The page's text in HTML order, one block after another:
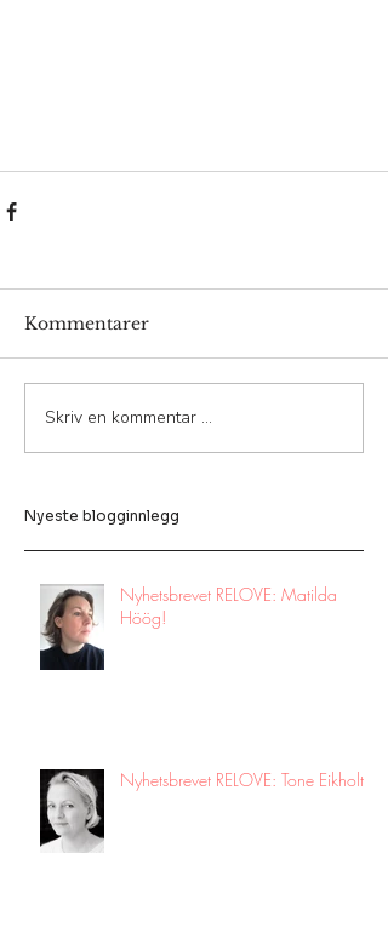
Kommentarer
Skriv en kommentar …
Nyeste blogginnlegg
Nyhetsbrevet RELOVE: Matilda
Höög!
Nyhetsbrevet RELOVE: Tone Eikholt!